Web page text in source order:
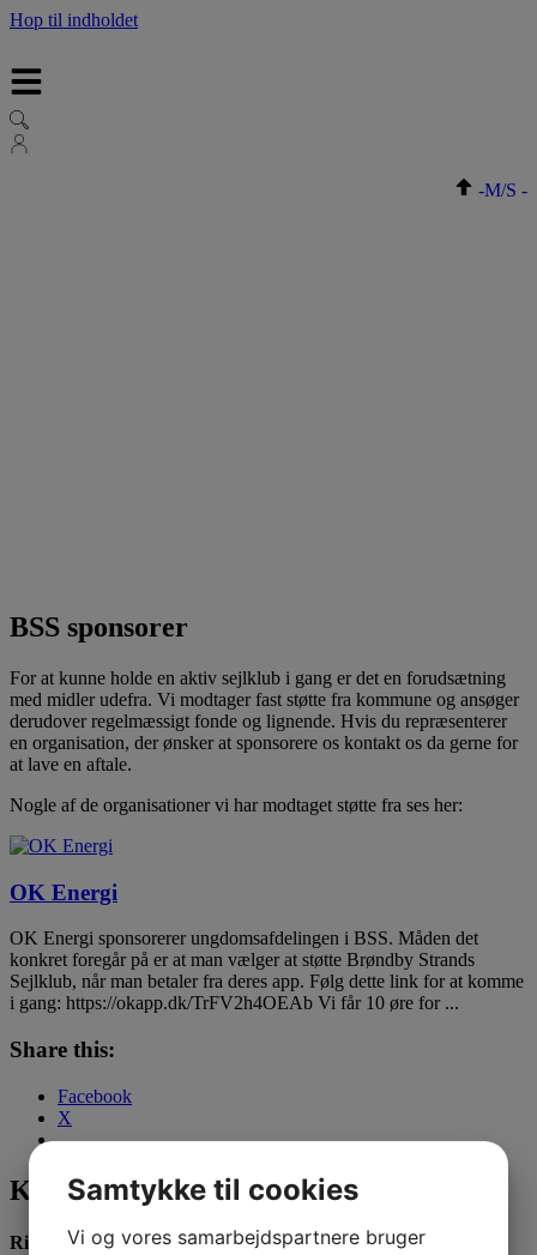
Hop til indholdet
-M/S -
BSS sponsorer
For at kunne holde en aktiv sejlklub i gang er det en forudsætning
med midler udefra. Vi modtager fast støtte fra kommune og ansøger
derudover regelmæssigt fonde og lignende. Hvis du repræsenterer
en organisation, der ønsker at sponsorere os kontakt os da gerne for
at lave en aftale.
Nogle af de organisationer vi har modtaget støtte fra ses her:
OK Energi
OK Energi sponsorerer ungdomsafdelingen i BSS. Måden det
konkret foregår på er at man vælger at støtte Brøndby Strands
Sejlklub, når man betaler fra deres app. Følg dette link for at komme
i gang: https://okapp.dk/TrFV2h4OEAb Vi får 10 øre for ...
Share this:
Facebook
X
Kontakt os
Ring til os:
66666100
Samtykke til cookies
Vi og vores samarbejdspartnere bruger